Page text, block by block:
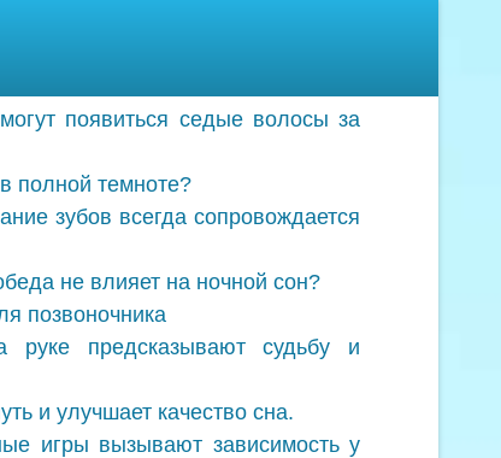
появиться седые волосы за
полной темноте?
зубов всегда сопровождается
не влияет на ночной сон?
позвоночника
предсказывают судьбу и
и улучшает качество сна.
игры вызывают зависимость у